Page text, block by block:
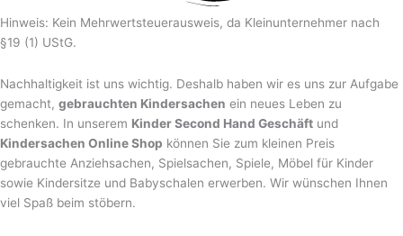
Hinweis: Kein Mehrwertsteuerausweis, da Kleinunternehmer nach
§19 (1) UStG.
Nachhaltigkeit ist uns wichtig. Deshalb haben wir es uns zur Aufgabe
gemacht, gebrauchten Kindersachen ein neues Leben zu
schenken. In unserem Kinder Second Hand Geschäft und
Kindersachen Online Shop können Sie zum kleinen Preis
gebrauchte Anziehsachen, Spiel­sachen, Spiele, Möbel für Kinder
sowie Kindersitze und Babyschalen erwerben. Wir wünschen Ihnen
viel Spaß beim stöbern.